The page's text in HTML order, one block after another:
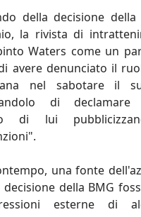
della decisione della
la rivista di
Waters come un
avere denunciato il
nel sabotare il
di declamare
di lui
una fonte
decisione della BMG
esterne di